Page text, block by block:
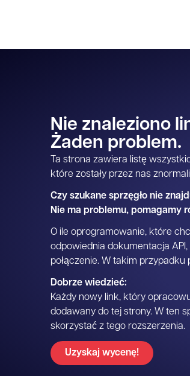
Nie znaleziono
Żaden problem.
Ta strona zawiera listę
które zostały przez nas
Czy szukane sprzęgło nie
Nie ma problemu, pomagamy
O ile oprogramowanie, które
odpowiednia dokumentacja
połączenie. W takim przypadku
Dobrze wiedzieć:
Każdy nowy link, który
dodawany do tej strony. W ten
skorzystać z tego rozszerzenia.
Uzyskaj wycenę!